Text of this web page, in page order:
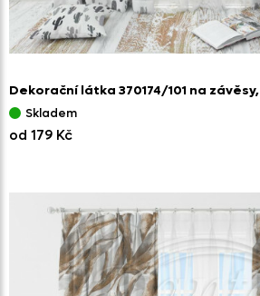
Dekorační látka 370174/101 na závěsy,
Skladem
od 179 Kč